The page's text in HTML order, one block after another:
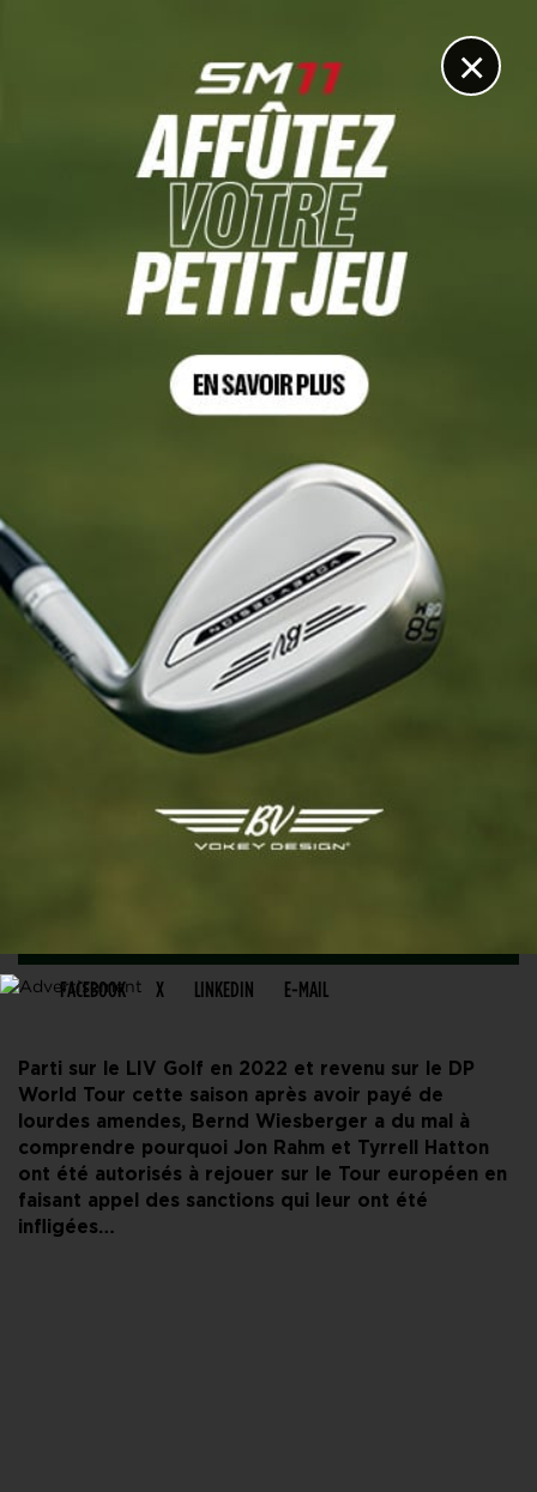
×
Bernd Wiesberger ne veut pas être le dindon de la farce
FACEBOOK X LINKEDIN E-MAIL
Parti sur le LIV Golf en 2022 et revenu sur le DP
World Tour cette saison après avoir payé de
lourdes amendes, Bernd Wiesberger a du mal à
comprendre pourquoi Jon Rahm et Tyrrell Hatton
ont été autorisés à rejouer sur le Tour européen en
faisant appel des sanctions qui leur ont été
infligées…